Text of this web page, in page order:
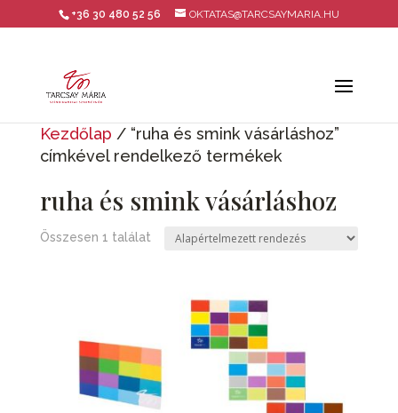
+36 30 480 52 56 OKTATAS@TARCSAYMARIA.HU
Kezdőlap / “ruha és smink vásárláshoz”
címkével rendelkező termékek
ruha és smink vásárláshoz
Összesen 1 találat